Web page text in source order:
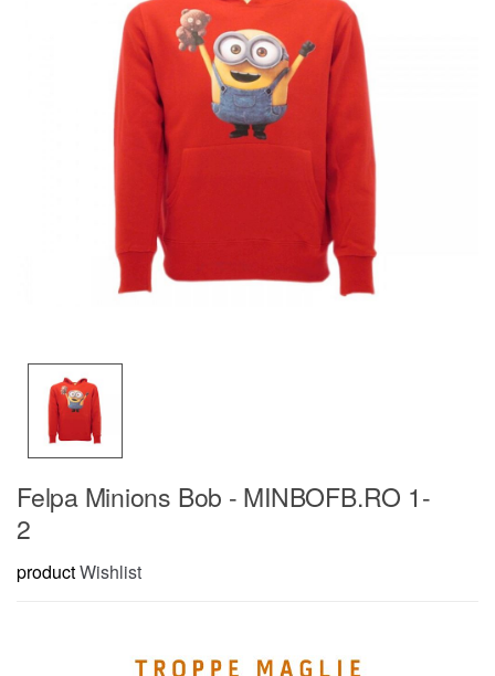
Felpa Minions Bob - MINBOFB.RO 1-
2
productWishlist